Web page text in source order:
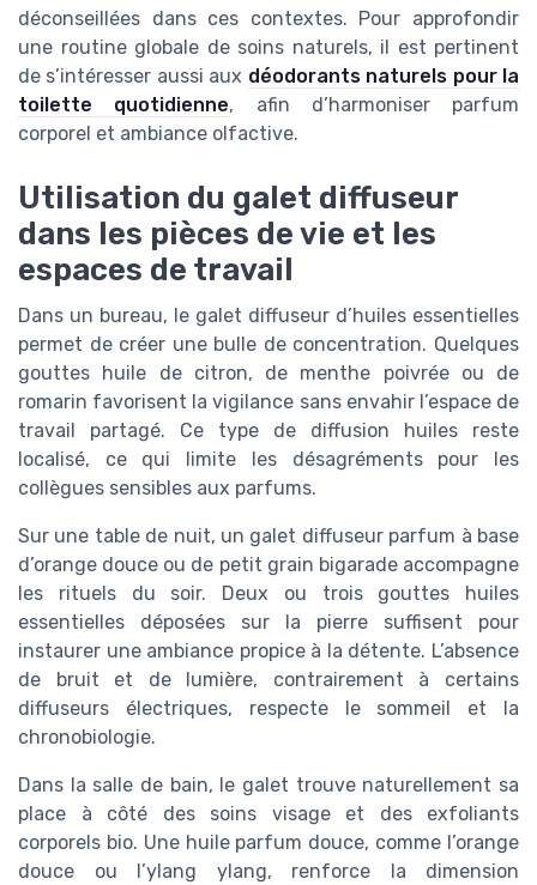
déconseillées dans ces contextes. Pour approfondir
une routine globale de soins naturels, il est pertinent
de s’intéresser aussi aux déodorants naturels pour la
toilette quotidienne, afin d’harmoniser parfum
corporel et ambiance olfactive.
Utilisation du galet diffuseur
dans les pièces de vie et les
espaces de travail
Dans un bureau, le galet diffuseur d’huiles essentielles
permet de créer une bulle de concentration. Quelques
gouttes huile de citron, de menthe poivrée ou de
romarin favorisent la vigilance sans envahir l’espace de
travail partagé. Ce type de diffusion huiles reste
localisé, ce qui limite les désagréments pour les
collègues sensibles aux parfums.
Sur une table de nuit, un galet diffuseur parfum à base
d’orange douce ou de petit grain bigarade accompagne
les rituels du soir. Deux ou trois gouttes huiles
essentielles déposées sur la pierre suffisent pour
instaurer une ambiance propice à la détente. L’absence
de bruit et de lumière, contrairement à certains
diffuseurs électriques, respecte le sommeil et la
chronobiologie.
Dans la salle de bain, le galet trouve naturellement sa
place à côté des soins visage et des exfoliants
corporels bio. Une huile parfum douce, comme l’orange
douce ou l’ylang ylang, renforce la dimension